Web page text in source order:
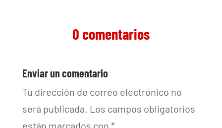
0 comentarios
Enviar un comentario
Tu dirección de correo electrónico no
será publicada. Los campos obligatorios